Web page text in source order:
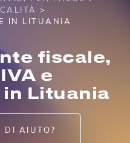
>
IN LITUANIA
fiscale,
e
Lituania
DI AIUTO?